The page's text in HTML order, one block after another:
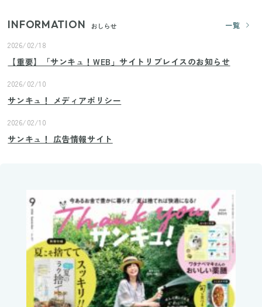
INFORMATION おしらせ
一覧
2026/02/18
【重要】「サンキュ！WEB」サイトリプレイスのお知らせ
2026/02/10
サンキュ！ メディアポリシー
2026/02/10
サンキュ！ 広告情報サイト